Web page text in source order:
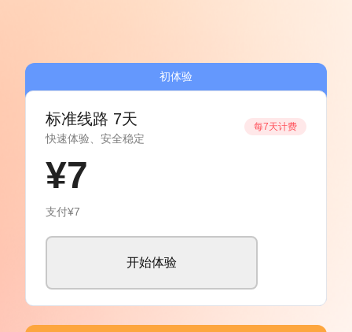
初体验
标准线路 7天
快速体验、安全稳定
每7天计费
¥7
支付¥7
开始体验